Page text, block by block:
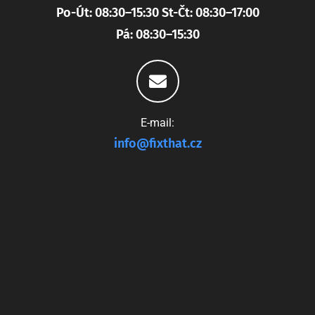
Po-Út: 08:30–15:30 St-Čt: 08:30–17:00
Pá: 08:30–15:30
E-mail:
info@fixthat.cz